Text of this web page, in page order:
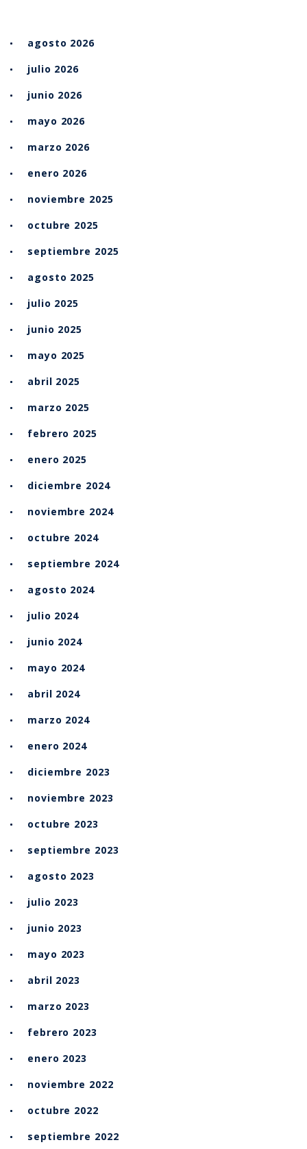
agosto 2026
julio 2026
junio 2026
mayo 2026
marzo 2026
enero 2026
noviembre 2025
octubre 2025
septiembre 2025
agosto 2025
julio 2025
junio 2025
mayo 2025
abril 2025
marzo 2025
febrero 2025
enero 2025
diciembre 2024
noviembre 2024
octubre 2024
septiembre 2024
agosto 2024
julio 2024
junio 2024
mayo 2024
abril 2024
marzo 2024
enero 2024
diciembre 2023
noviembre 2023
octubre 2023
septiembre 2023
agosto 2023
julio 2023
junio 2023
mayo 2023
abril 2023
marzo 2023
febrero 2023
enero 2023
noviembre 2022
octubre 2022
septiembre 2022